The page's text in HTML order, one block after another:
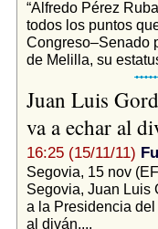
“Alfredo Pérez
todos los puntos
Congreso–Senado
de Melilla, su
Juan Luis
va a echar al
16:25 (15/11/11)
Segovia, 15 nov
Segovia, Juan Luis
a la Presidencia
al diván,...